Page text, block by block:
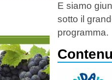
E siamo
sotto il
programma.